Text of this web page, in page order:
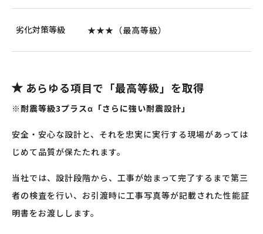
劣化対策等級 ★★★（最高等級）
あらゆる項目で「最高等級」を取得
※耐震等級3プラスα「さらに強い耐震設計」
安全・安心な設計と、それを忠実に実行する現場があっては
じめて品質が保たたれます。
当社では、設計段階から、工事が始まって完了するまで第三
者の検査を行い、お引渡時に工事写真等が記載された性能証
明書をお渡しします。